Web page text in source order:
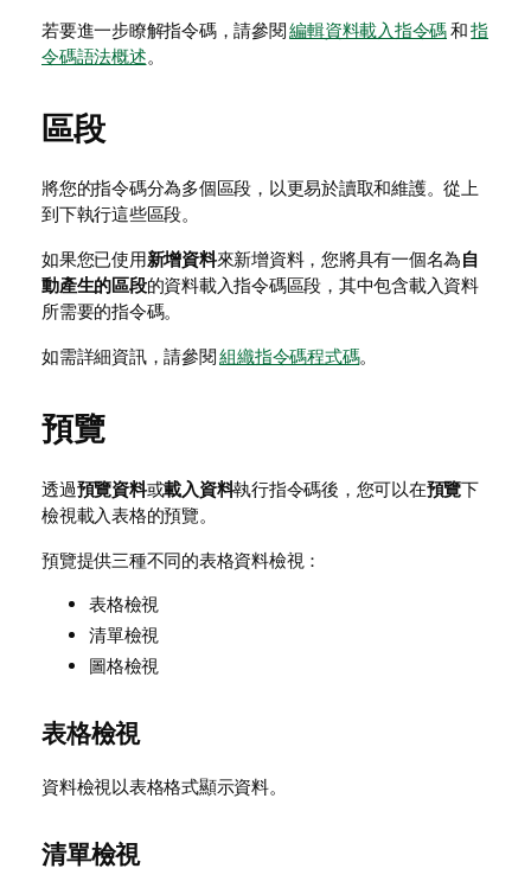
若要進一步瞭解指令碼，請參閱編輯資料載入指令碼和指
令碼語法概述。
區段
將您的指令碼分為多個區段，以更易於讀取和維護。從上
到下執行這些區段。
如果您已使用新增資料來新增資料，您將具有一個名為自
動產生的區段的資料載入指令碼區段，其中包含載入資料
所需要的指令碼。
如需詳細資訊，請參閱組織指令碼程式碼。
預覽
透過預覽資料或載入資料執行指令碼後，您可以在預覽下
檢視載入表格的預覽。
預覽提供三種不同的表格資料檢視：
表格檢視
清單檢視
圖格檢視
表格檢視
資料檢視以表格格式顯示資料。
清單檢視